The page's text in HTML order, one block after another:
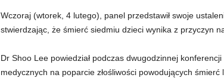
Wczoraj (wtorek, 4 lutego), panel przedstawił swoje
stwierdzając, że śmierć siedmiu dzieci wynika z przyczyn
Dr Shoo Lee powiedział podczas dwugodzinnej
medycznych na poparcie złośliwości powodujących